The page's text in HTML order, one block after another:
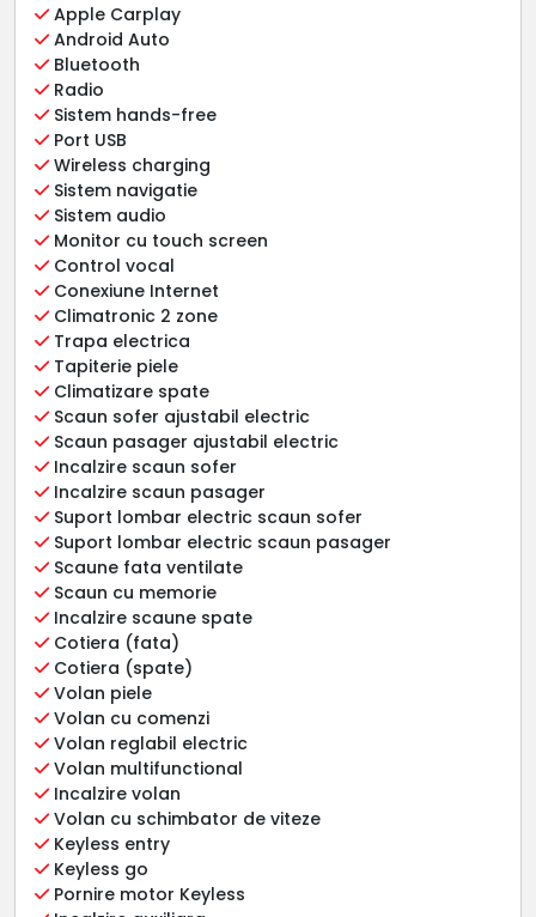
Apple Carplay
Android Auto
Bluetooth
Radio
Sistem hands-free
Port USB
Wireless charging
Sistem navigatie
Sistem audio
Monitor cu touch screen
Control vocal
Conexiune Internet
Climatronic 2 zone
Trapa electrica
Tapiterie piele
Climatizare spate
Scaun sofer ajustabil electric
Scaun pasager ajustabil electric
Incalzire scaun sofer
Incalzire scaun pasager
Suport lombar electric scaun sofer
Suport lombar electric scaun pasager
Scaune fata ventilate
Scaun cu memorie
Incalzire scaune spate
Cotiera (fata)
Cotiera (spate)
Volan piele
Volan cu comenzi
Volan reglabil electric
Volan multifunctional
Incalzire volan
Volan cu schimbator de viteze
Keyless entry
Keyless go
Pornire motor Keyless